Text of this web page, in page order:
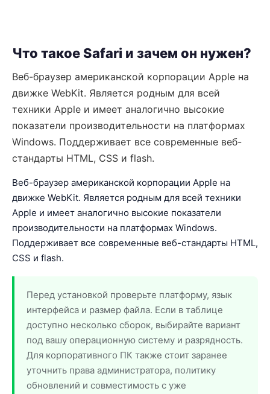
Что такое Safari и зачем он нужен?
Веб-браузер американской корпорации Apple на
движке WebKit. Является родным для всей
техники Apple и имеет аналогично высокие
показатели производительности на платформах
Windows. Поддерживает все современные веб-
стандарты HTML, CSS и flash.
Веб-браузер американской корпорации Apple на
движке WebKit. Является родным для всей техники
Apple и имеет аналогично высокие показатели
производительности на платформах Windows.
Поддерживает все современные веб-стандарты HTML,
CSS и flash.
Перед установкой проверьте платформу, язык
интерфейса и размер файла. Если в таблице
доступно несколько сборок, выбирайте вариант
под вашу операционную систему и разрядность.
Для корпоративного ПК также стоит заранее
уточнить права администратора, политику
обновлений и совместимость с уже